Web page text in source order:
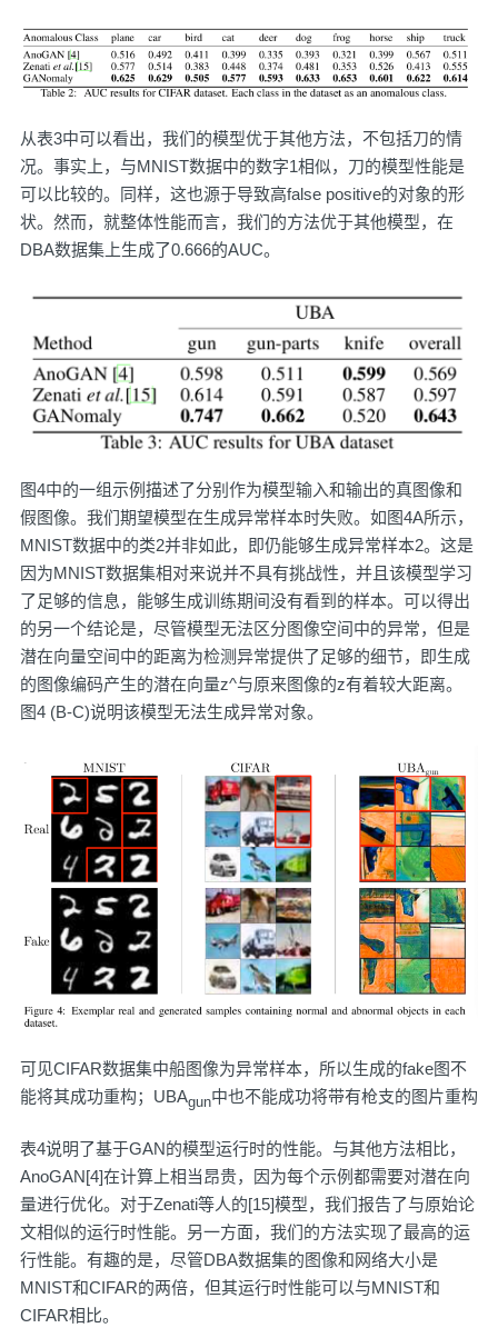
从表3中可以看出，我们的模型优于其他方法，不包括刀的情
况。事实上，与MNIST数据中的数字1相似，刀的模型性能是
可以比较的。同样，这也源于导致高false positive的对象的形
状。然而，就整体性能而言，我们的方法优于其他模型，在
DBA数据集上生成了0.666的AUC。
图4中的一组示例描述了分别作为模型输入和输出的真图像和
假图像。我们期望模型在生成异常样本时失败。如图4A所示，
MNIST数据中的类2并非如此，即仍能够生成异常样本2。这是
因为MNIST数据集相对来说并不具有挑战性，并且该模型学习
了足够的信息，能够生成训练期间没有看到的样本。可以得出
的另一个结论是，尽管模型无法区分图像空间中的异常，但是
潜在向量空间中的距离为检测异常提供了足够的细节，即生成
的图像编码产生的潜在向量z^与原来图像的z有着较大距离。
图4 (B-C)说明该模型无法生成异常对象。
可见CIFAR数据集中船图像为异常样本，所以生成的fake图不
能将其成功重构；UBAgun中也不能成功将带有枪支的图片重构
表4说明了基于GAN的模型运行时的性能。与其他方法相比，
AnoGAN[4]在计算上相当昂贵，因为每个示例都需要对潜在向
量进行优化。对于Zenati等人的[15]模型，我们报告了与原始论
文相似的运行时性能。另一方面，我们的方法实现了最高的运
行性能。有趣的是，尽管DBA数据集的图像和网络大小是
MNIST和CIFAR的两倍，但其运行时性能可以与MNIST和
CIFAR相比。